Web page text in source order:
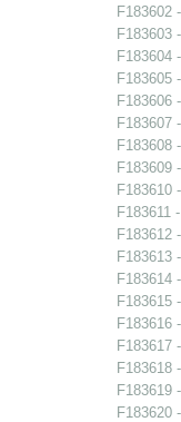
F183602
F183603
F183604
F183605
F183606
F183607
F183608
F183609
F183610
F183611
F183612
F183613
F183614
F183615
F183616
F183617
F183618
F183619
F183620